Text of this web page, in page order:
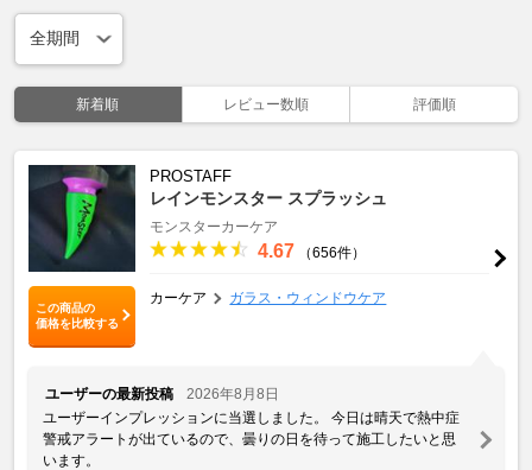
新着順 レビュー数順 評価順
この商品の
価格を比較する
PROSTAFF
レインモンスター スプラッシュ
モンスターカーケア
4.67 （656件）
カーケア ガラス・ウィンドウケア
ユーザーの最新投稿
2026年8月8日
ユーザーインプレッションに当選しました。 今日は晴天で熱中症
警戒アラートが出ているので、曇りの日を待って施工したいと思
います。